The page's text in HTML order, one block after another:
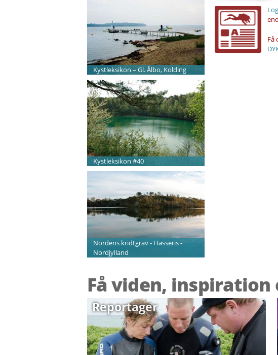
Få
Kystleksikon – Gl. Ålbo, Kolding
Kystleksikon #40
Nordens kridtgrav - Hasseris -
Nordjylland
Få viden, inspiration
Reportager